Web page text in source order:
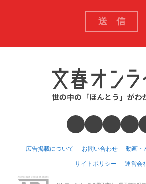
広告掲載について お問い合わせ 動画・
サイトポリシー 運営会